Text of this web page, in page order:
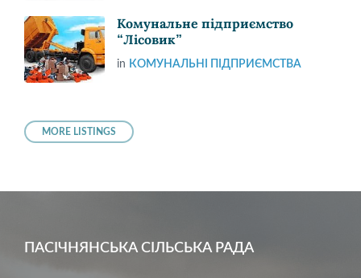
Комунальне підприємство
“Лісовик”
in КОМУНАЛЬНІ ПІДПРИЄМСТВА
MORE LISTINGS
ПАСІЧНЯНСЬКА СІЛЬСЬКА РАДА